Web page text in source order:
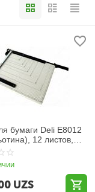
бумаги Deli E8012
12 листов,
69,5×43×44
UZS